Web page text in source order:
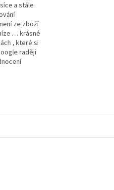
a stále
ze zboží
… krásné
, které si
raději